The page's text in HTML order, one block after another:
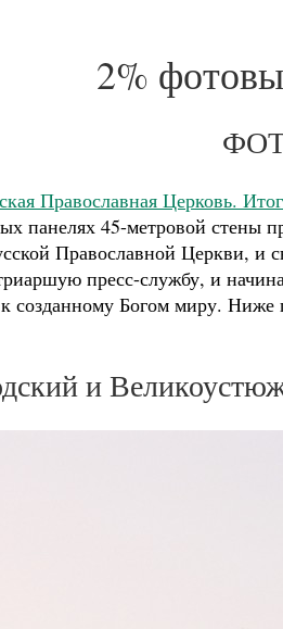
2%
Православная Церковь.
панелях 45-метровой стены
Православной Церкви,
пресс-службу, и
созданному Богом миру.
и